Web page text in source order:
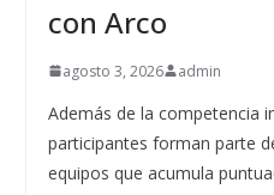
con Arco
agosto 3, 2026 admin
Además de la competencia
participantes forman parte
equipos que acumula